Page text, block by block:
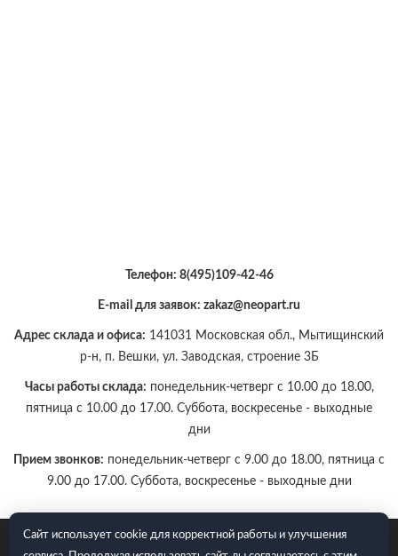
Телефон: 8(495)109-42-46
E-mail для заявок: zakaz@neopart.ru
Адрес склада и офиса: 141031 Московская обл., Мытищинский
р-н, п. Вешки, ул. Заводская, строение 3Б
Часы работы склада: понедельник-четверг с 10.00 до 18.00,
пятница с 10.00 до 17.00. Суббота, воскресенье - выходные
дни
Прием звонков: понедельник-четверг с 9.00 до 18.00, пятница с
9.00 до 17.00. Суббота, воскресенье - выходные дни
E-mail для заявок: zakaz@neopart.ru. Телефон:8(495)109-42-
Сайт использует cookie для корректной работы и улучшения